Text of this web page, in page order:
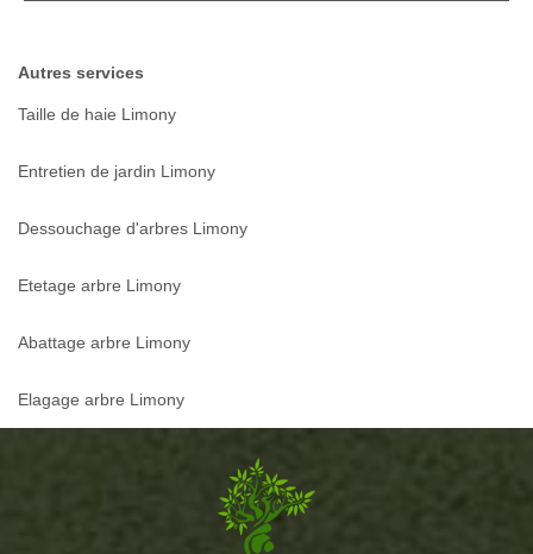
Autres services
Taille de haie Limony
Entretien de jardin Limony
Dessouchage d'arbres Limony
Etetage arbre Limony
Abattage arbre Limony
Elagage arbre Limony